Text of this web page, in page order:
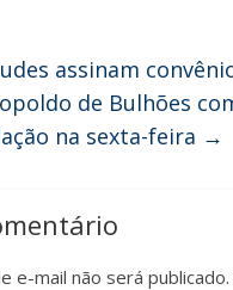
assinam
de Bulhões
na sexta-feira →
e-mail não será publicado.